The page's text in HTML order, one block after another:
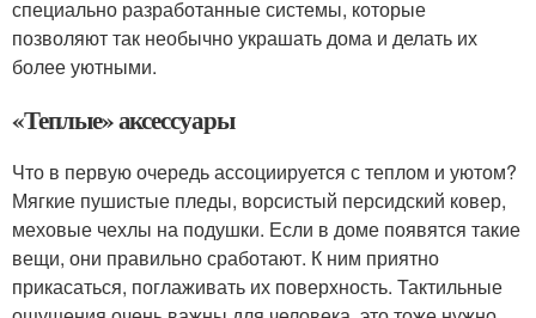
специально разработанные системы, которые
позволяют так необычно украшать дома и делать их
более уютными.
«Теплые» аксессуары
Что в первую очередь ассоциируется с теплом и уютом?
Мягкие пушистые пледы, ворсистый персидский ковер,
меховые чехлы на подушки. Если в доме появятся такие
вещи, они правильно сработают. К ним приятно
прикасаться, поглаживать их поверхность. Тактильные